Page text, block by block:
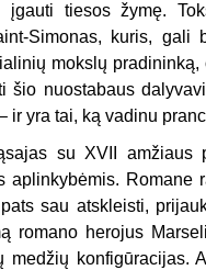
tiesos žymę.
Simonas, kuris,
mokslų
šio nuostabaus
ir yra tai, ką vadinu
su XVII
aplinkybėmis. Romane
sau atskleisti,
romano herojus
medžių konfigūracijas.